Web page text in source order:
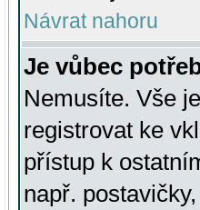
Návrat nahoru
Je vůbec
Nemusíte. Vše
registrovat ke
přístup k
např.